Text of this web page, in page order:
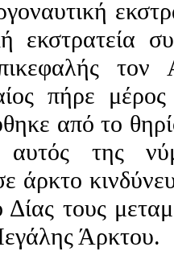
εκστρατεία
πήρε
από το
αυτός της
άρκτο
τους
Άρκτου.